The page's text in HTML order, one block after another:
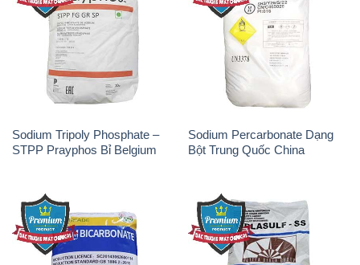
Sodium Tripoly Phosphate –
STPP Prayphos Bỉ Belgium
Sodium Percarbonate Dạng
Bột Trung Quốc China